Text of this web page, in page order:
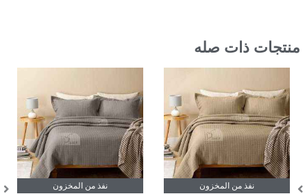
منتجات ذات صله
نفذ من المخزون نفذ من المخزون